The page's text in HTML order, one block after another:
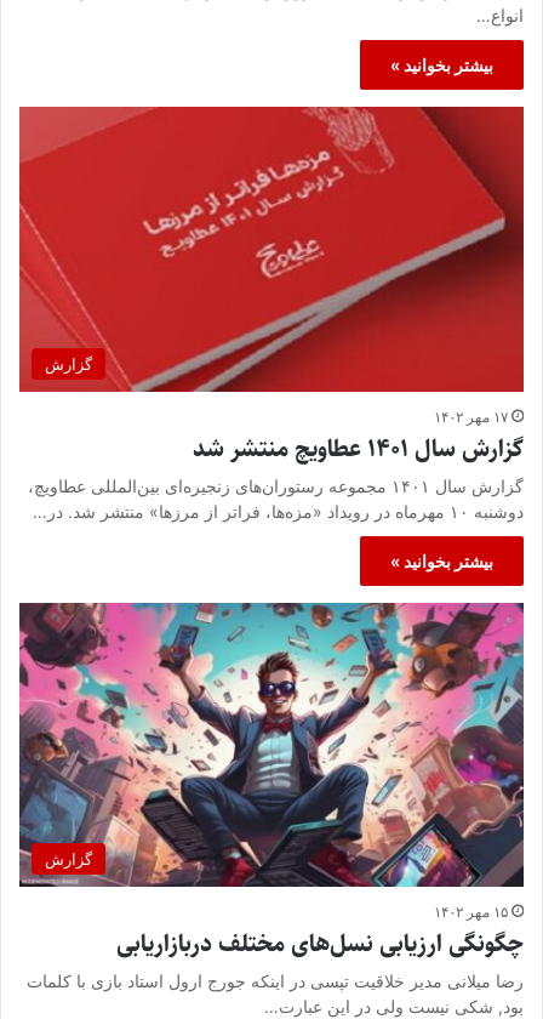
انواع…
بیشتر بخوانید »
گزارش
۱۷ مهر ۱۴۰۲
گزارش سال ۱۴۰۱ عطاویچ منتشر شد
گزارش سال ۱۴۰۱ مجموعه رستوران‌های زنجیره‌ای بین‌المللی عطاویچ،
دوشنبه ۱۰ مهرماه در رویداد «مزه‌ها، فراتر از مرزها» منتشر شد. در…
بیشتر بخوانید »
گزارش
۱۵ مهر ۱۴۰۲
چگونگی ارزیابی نسل‌های مختلف دربازاریابی
رضا میلانی مدیر خلاقیت تپسی در اینکه جورج ارول استاد بازی با کلمات
بود, شکی نیست ولی در این عبارت…